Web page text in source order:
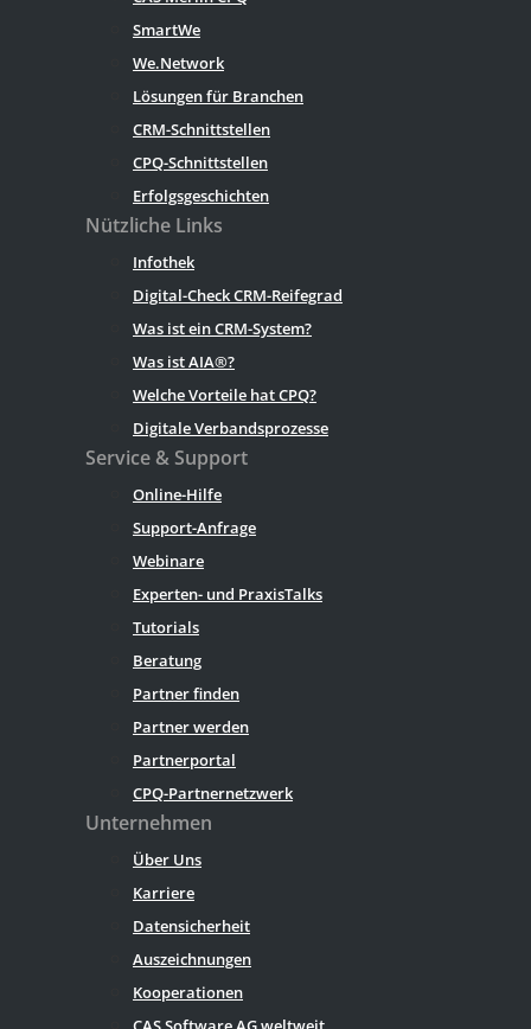
SmartWe
We.Network
Lösungen für Branchen
CRM-Schnittstellen
CPQ-Schnittstellen
Erfolgsgeschichten
Nützliche Links
Infothek
Digital-Check CRM-Reifegrad
Was ist ein CRM-System?
Was ist AIA®?
Welche Vorteile hat CPQ?
Digitale Verbandsprozesse
Service & Support
Online-Hilfe
Support-Anfrage
Webinare
Experten- und PraxisTalks
Tutorials
Beratung
Partner finden
Partner werden
Partnerportal
CPQ-Partnernetzwerk
Unternehmen
Über Uns
Karriere
Datensicherheit
Auszeichnungen
Kooperationen